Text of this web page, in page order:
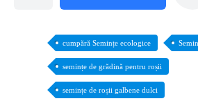
cumpără Semințe ecologice
semințe de grădină pentru roșii
semințe de roșii galbene dulci